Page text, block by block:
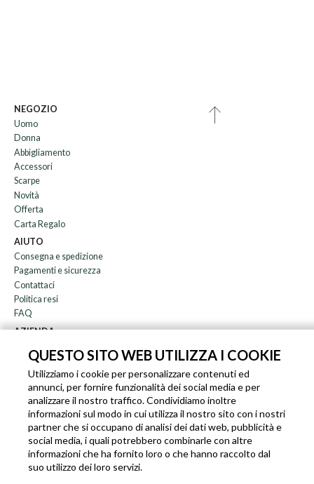
QUESTO SITO WEB UTILIZZA I COOKIE
Utilizziamo i cookie per personalizzare contenuti ed
annunci, per fornire funzionalità dei social media e per
analizzare il nostro traffico. Condividiamo inoltre
informazioni sul modo in cui utilizza il nostro sito con i nostri
partner che si occupano di analisi dei dati web, pubblicità e
social media, i quali potrebbero combinarle con altre
informazioni che ha fornito loro o che hanno raccolto dal
suo utilizzo dei loro servizi.
NEGOZIO
Uomo
Donna
Abbigliamento
Accessori
Scarpe
Novità
Offerta
Carta Regalo
AIUTO
Consegna e spedizione
Pagamenti e sicurezza
Contattaci
Politica resi
FAQ
AZIENDA
Chi siamo
Blog
Affiliazione
EN IT FR DE